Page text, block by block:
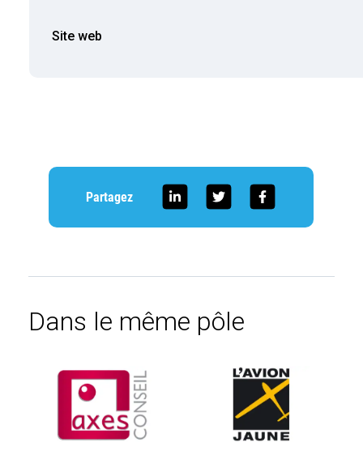
Site web
Partagez
Dans le même pôle